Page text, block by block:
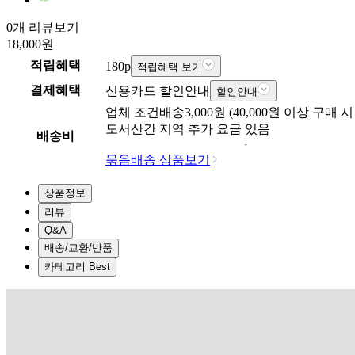
0개 리뷰보기
18,000원
적립혜택
180p 적립혜택 보기
결제혜택 신용카드 할인안내 할인안내
배송비
업체 조건배송3,000원 (40,000원 이상 구매
도서산간 지역 추가 요금 있음
묶음배송 상품보기
상품정보
리뷰
Q&A
배송/교환/반품
카테고리 Best